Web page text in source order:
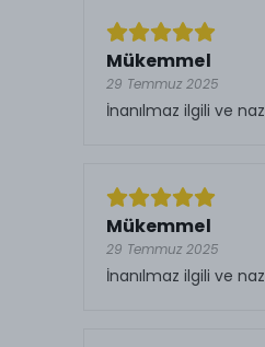
Mükemmel
29 Temmuz 2025
İnanılmaz ilgili ve
Mükemmel
29 Temmuz 2025
İnanılmaz ilgili ve